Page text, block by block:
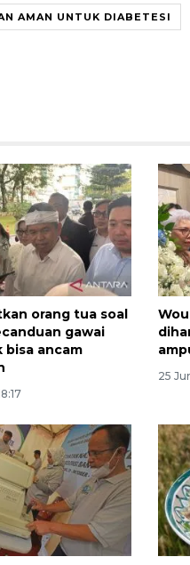
AMAN UNTUK DIABETESI
orang tua soal
gawai
bisa ancam
25
Presiden
29 Juli 2026